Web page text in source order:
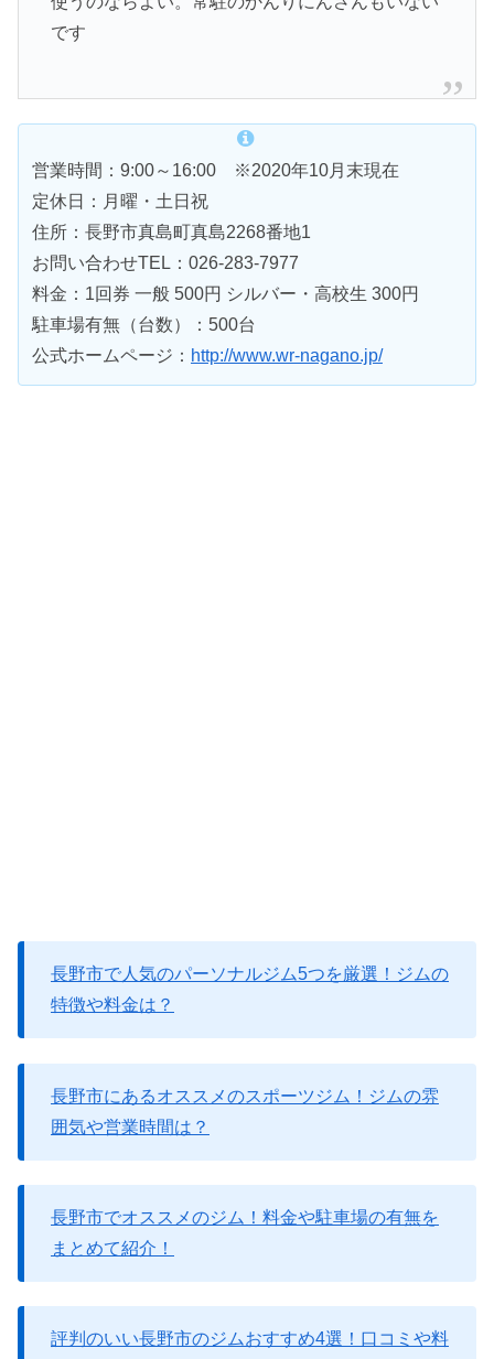
です
営業時間：9:00～16:00 ※2020年10月末現在
定休日：月曜・土日祝
住所：長野市真島町真島2268番地1
お問い合わせTEL：026-283-7977
料金：1回券 一般 500円 シルバー・高校生 300円
駐車場有無（台数）：500台
公式ホームページ： http://www.wr-nagano.jp/
長野市で人気のパーソナルジム5つを厳選！ジムの
特徴や料金は？
長野市にあるオススメのスポーツジム！ジムの雰
囲気や営業時間は？
長野市でオススメのジム！料金や駐車場の有無を
まとめて紹介！
評判のいい長野市のジムおすすめ4選！口コミや料